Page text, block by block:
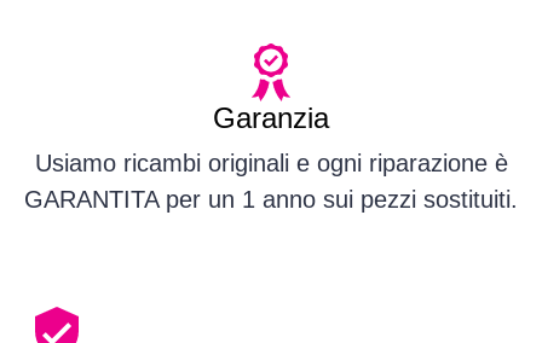
Garanzia
Usiamo ricambi originali e ogni riparazione è
GARANTITA per un 1 anno sui pezzi sostituiti.